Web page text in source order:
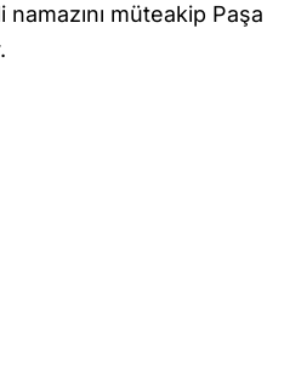
namazını müteakip Paşa